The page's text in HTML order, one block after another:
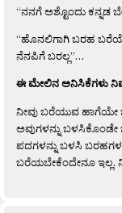
“ನನಗೆ ಅಶ್ಟೊಂದು ಕನ್ನಡ
“ಹೊನಲಿಗಾಗಿ ಬರಹ
ನೆನಪಿಗೆ ಬರಲ್ಲ”…
ಈ ಮೇಲಿನ ಅನಿಸಿಕೆಗಳು
ನೀವು ಬರೆಯುವ
ಅವುಗಳನ್ನು ಬಳಸಿಕೊಂಡೇ
ಪದಗಳನ್ನು ಬಳಸಿ
ಬರೆಯಬೇಕೆಂದೇನೂ ಇಲ್ಲ.